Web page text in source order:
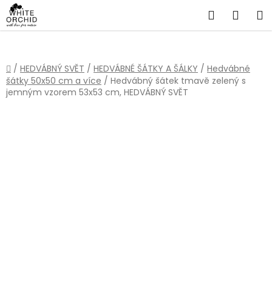
Přejít
na
obsah
Hledat
Domů
/ HEDVÁBNÝ SVĚT / HEDVÁBNÉ ŠÁTKY A ŠÁLKY / Hedvábné
šátky 50x50 cm a více / Hedvábný šátek tmavě zelený s
jemným vzorem 53x53 cm, HEDVÁBNÝ SVĚT